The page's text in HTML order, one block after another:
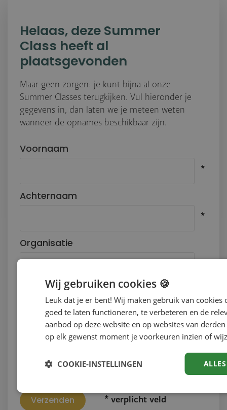
Helaas, deze Summer
Class heeft al
plaatsgevonden
Maar geen zorgen: je kunt bijna al onze
Summer Classes terugkijken. Vul hieronder je
gegevens in, dan laten we je meteen weten
wanneer de opnames beschikbaar zijn.
Voornaam
Achternaam
Organisatie
E-mailadres
Telefoonnummer
* verplicht veld
Wij gebruiken cookies 🍪
Leuk dat je er bent! Wij maken gebruik van cookies
goed te laten functioneren, te verbeteren en de
aanbod op deze website en op websites van derden
op elk gewenst moment je voorkeuren inzien of
COOKIE-INSTELLINGEN